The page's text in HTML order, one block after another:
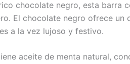
chocolate negro, esta
El chocolate negro ofrece
a la vez lujoso y festivo.
aceite de menta natural,